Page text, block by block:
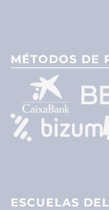
MÉTODOS DE
ESCUELAS